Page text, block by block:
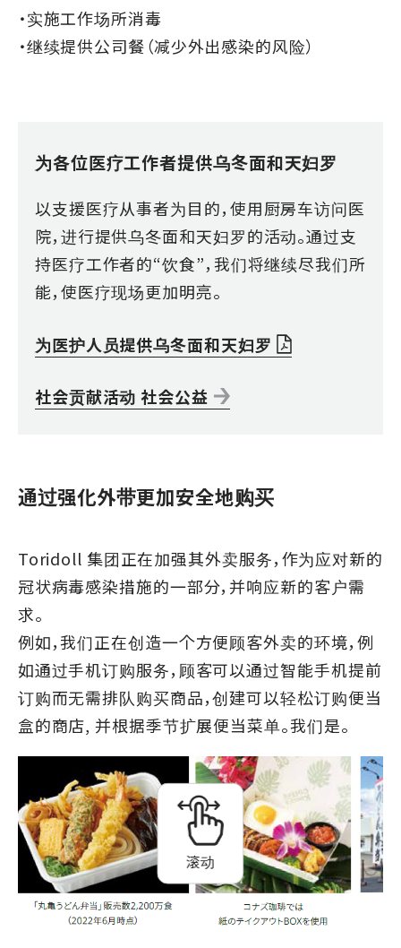
・实施工作场所消毒
・继续提供公司餐（减少外出感染的风险）
为各位医疗工作者提供乌冬面和天妇罗
以支援医疗从事者为目的，使用厨房车访问医
院，进行提供乌冬面和天妇罗的活动。通过支
持医疗工作者的“饮食”，我们将继续尽我们所
能，使医疗现场更加明亮。
为医护人员提供乌冬面和天妇罗
社会贡献活动 社会公益
通过强化外带更加安全地购买
Toridoll 集团正在加强其外卖服务，作为应对新的
冠状病毒感染措施的一部分，并响应新的客户需
求。
例如，我们正在创造一个方便顾客外卖的环境，例
如通过手机订购服务，顾客可以通过智能手机提前
订购而无需排队购买商品，创建可以轻松订购便当
盒的商店, 并根据季节扩展便当菜单。我们是。
滚动